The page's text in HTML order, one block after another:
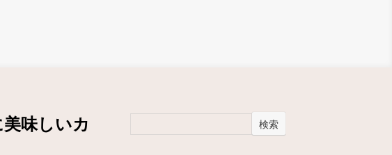
味しいカ
検索